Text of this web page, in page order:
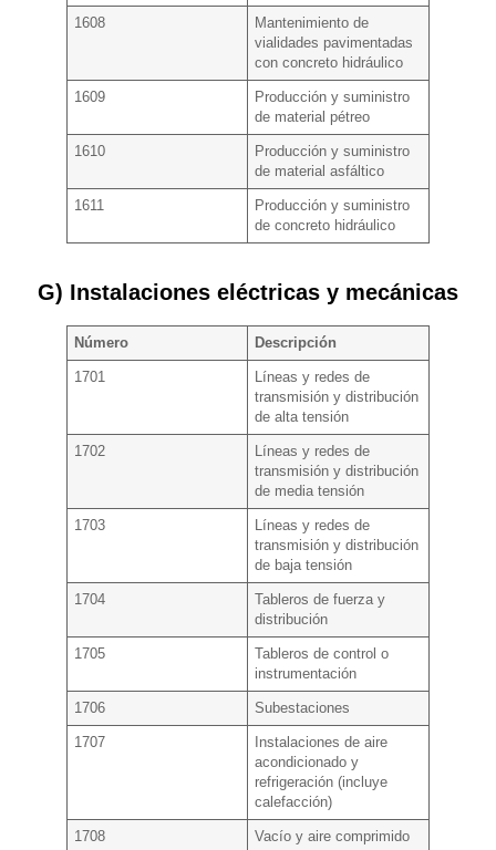
1608
Mantenimiento de
vialidades pavimentadas
con concreto hidráulico
1609
Producción y suministro
de material pétreo
1610
Producción y suministro
de material asfáltico
1611
Producción y suministro
de concreto hidráulico
G) Instalaciones eléctricas y mecánicas
Número Descripción
1701
Líneas y redes de
transmisión y distribución
de alta tensión
1702
Líneas y redes de
transmisión y distribución
de media tensión
1703
Líneas y redes de
transmisión y distribución
de baja tensión
1704
Tableros de fuerza y
distribución
1705
Tableros de control o
instrumentación
1706 Subestaciones
1707
Instalaciones de aire
acondicionado y
refrigeración (incluye
calefacción)
1708 Vacío y aire comprimido